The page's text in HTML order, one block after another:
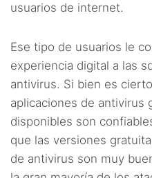
usuarios de internet.
Ese tipo de usuarios le
experiencia digital a las
antivirus. Si bien es
aplicaciones de antivirus
disponibles son
que las versiones
de antivirus son muy